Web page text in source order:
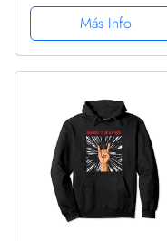
SudaderaMás Info